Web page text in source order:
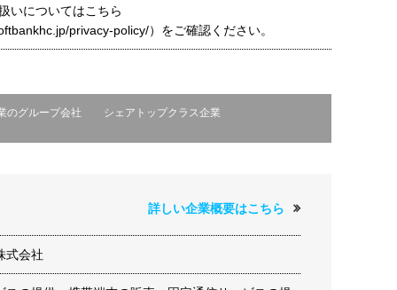
いについてはこちら
privacy-policy/）をご確認ください。
のグループ会社 シェアトップクラス企業
詳しい企業概要はこちら
式会社